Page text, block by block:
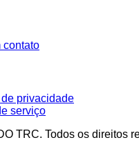
contato
privacidade
serviço
TRC. Todos os direitos